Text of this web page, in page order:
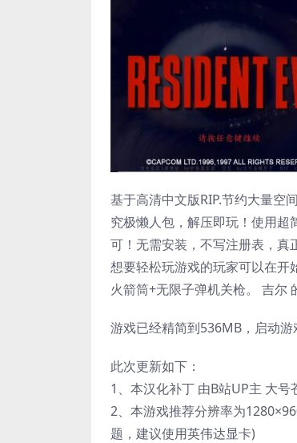
基于高清中文版RIP.节约大量空
究极懒人包，解压即玩！使用
可！无需安装，不写注册表，真
想要轻松玩游戏的玩家可以在开
火箭筒+无限子弹机关枪。 吉尔
游戏已经精简到536MB，启动游
此次更新如下：
1、本汉化补丁 由B站UP主 大号
2、本游戏推荐分辨率为
题，建议使用英伟达显卡)